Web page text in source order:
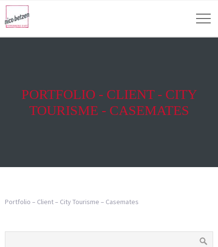
PORTFOLIO - CLIENT - CITY
TOURISME - CASEMATES
Portfolio – Client – City Tourisme – Casemates